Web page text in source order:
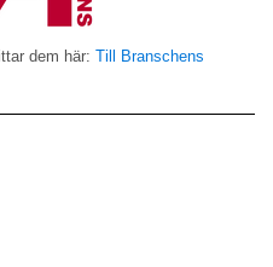
dem här: Till Branschens